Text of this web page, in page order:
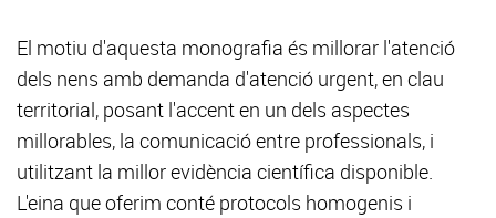
El motiu d'aquesta monografia és millorar l'atenció
dels nens amb demanda d'atenció urgent, en clau
territorial, posant l'accent en un dels aspectes
millorables, la comunicació entre professionals, i
utilitzant la millor evidència científica disponible.
L'eina que oferim conté protocols homogenis i